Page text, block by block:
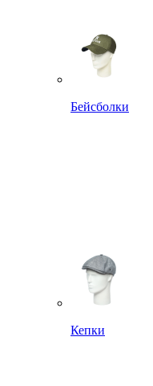
Бейсболки
Кепки